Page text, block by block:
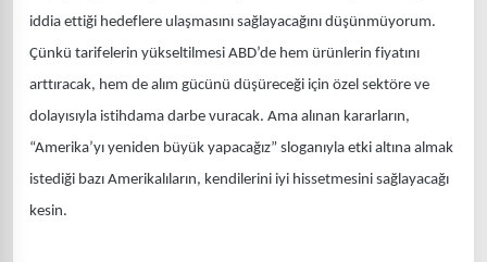
iddia ettiği hedeflere ulaşmasını sağlayacağını düşünmüyorum.
Çünkü tarifelerin yükseltilmesi ABD’de hem ürünlerin fiyatını
arttıracak, hem de alım gücünü düşüreceği için özel sektöre ve
dolayısıyla istihdama darbe vuracak. Ama alınan kararların,
“Amerika’yı yeniden büyük yapacağız” sloganıyla etki altına almak
istediği bazı Amerikalıların, kendilerini iyi hissetmesini sağlayacağı
kesin.